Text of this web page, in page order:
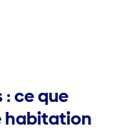
ce que
habitation